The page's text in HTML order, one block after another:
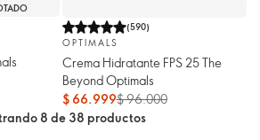
(590)
OPTIMALS
Crema Hidratante FPS 25 The
Beyond Optimals
$ 66.999$ 96.000
8 de 38 productos